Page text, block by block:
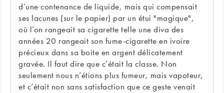
d’une contenance de liquide, mais qui compensait
ses lacunes (sur le papier) par un étui "magique",
où l’on rangeait sa cigarette telle une diva des
années 20 rangeait son fume-cigarette en ivoire
précieux dans sa boite en argent délicatement
gravée. Il faut dire que c’était la classe. Non
seulement nous n’étions plus fumeur, mais vapoteur,
et c’était non sans satisfaction que ce geste venait